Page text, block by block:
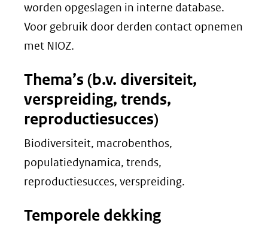
worden opgeslagen in interne database.
Voor gebruik door derden contact opnemen
met NIOZ.
Thema’s (b.v. diversiteit,
verspreiding, trends,
reproductiesucces)
Biodiversiteit, macrobenthos,
populatiedynamica, trends,
reproductiesucces, verspreiding.
Temporele dekking